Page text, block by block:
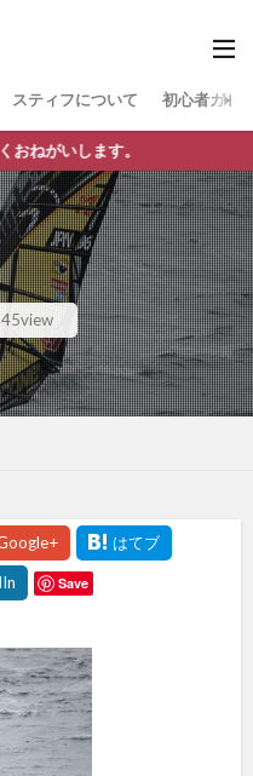
スティフについて 初心者ガイ
45view
Save